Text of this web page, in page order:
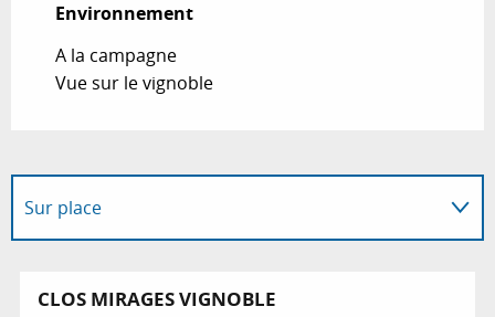
Environnement
Environnement
A la campagne
Vue sur le vignoble
Sur place
CLOS MIRAGES VIGNOBLE